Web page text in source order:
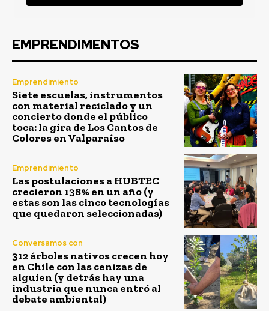
EMPRENDIMENTOS
Emprendimiento
Siete escuelas, instrumentos
con material reciclado y un
concierto donde el público
toca: la gira de Los Cantos de
Colores en Valparaíso
Emprendimiento
Las postulaciones a HUBTEC
crecieron 138% en un año (y
estas son las cinco tecnologías
que quedaron seleccionadas)
Conversamos con
312 árboles nativos crecen hoy
en Chile con las cenizas de
alguien (y detrás hay una
industria que nunca entró al
debate ambiental)